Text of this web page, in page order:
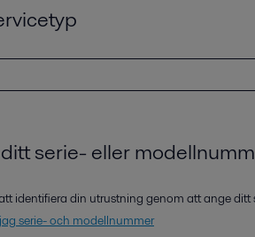
serie- eller
identifiera din utrustning genom att ange ditt
serie- och modellnummer